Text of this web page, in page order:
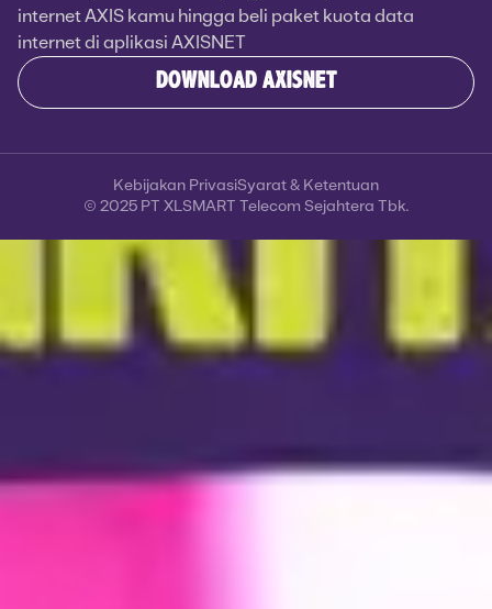
internet AXIS kamu hingga beli paket kuota data
internet di aplikasi AXISNET
DOWNLOAD AXISNET
© 2025 PT XLSMART Telecom Sejahtera Tbk.
Kebijakan PrivasiSyarat & Ketentuan